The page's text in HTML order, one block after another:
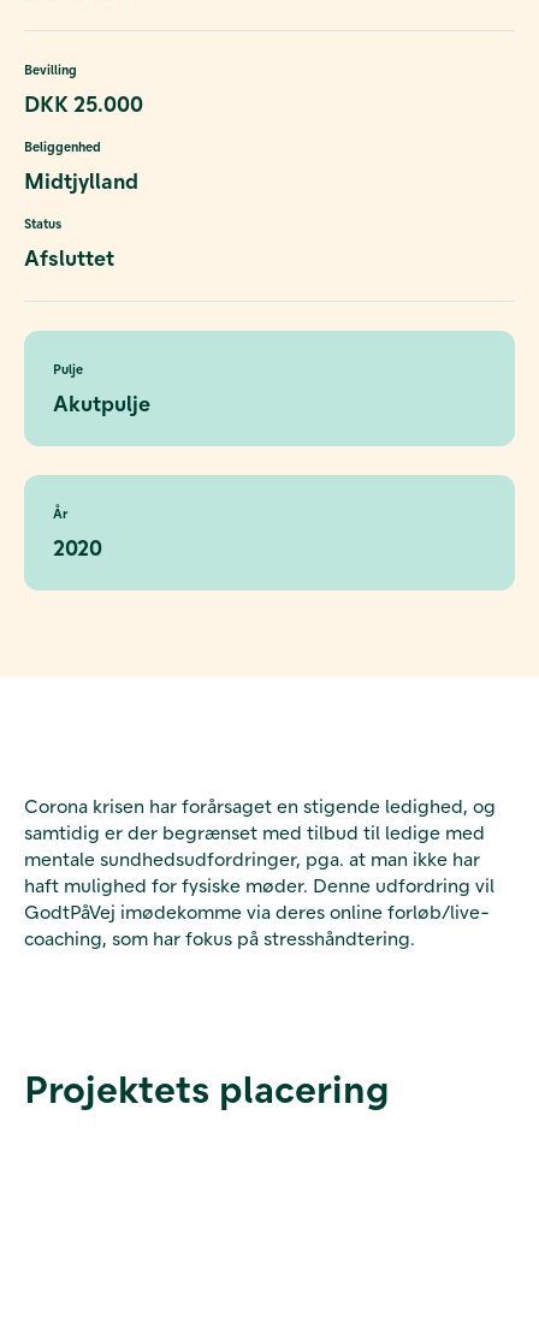
Bevilling
DKK 25.000
Beliggenhed
Midtjylland
Status
Afsluttet
Pulje
Akutpulje
År
2020
Corona krisen har forårsaget en stigende ledighed, og
samtidig er der begrænset med tilbud til ledige med
mentale sundhedsudfordringer, pga. at man ikke har
haft mulighed for fysiske møder. Denne udfordring vil
GodtPåVej imødekomme via deres online forløb/live-
coaching, som har fokus på stresshåndtering.
Projektets placering